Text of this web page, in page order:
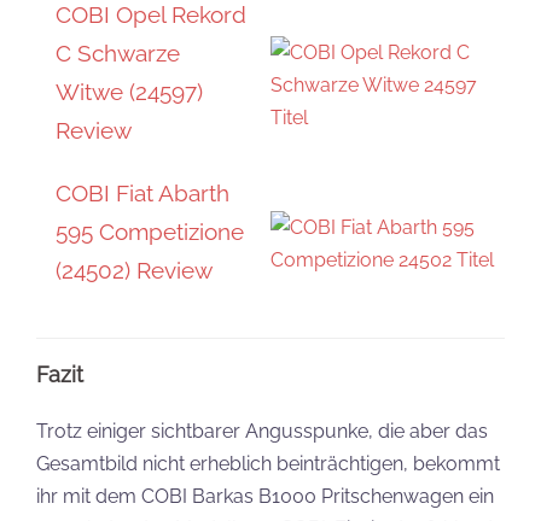
COBI Opel Rekord
C Schwarze
Witwe (24597)
Review
COBI Fiat Abarth
595 Competizione
(24502) Review
Fazit
Trotz einiger sichtbarer Angusspunke, die aber das
Gesamtbild nicht erheblich beinträchtigen, bekommt
ihr mit dem COBI Barkas B1000 Pritschenwagen ein